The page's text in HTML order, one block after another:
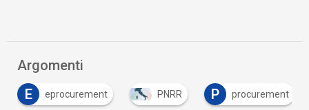
Argomenti
E
eprocurement PNRR P procurement